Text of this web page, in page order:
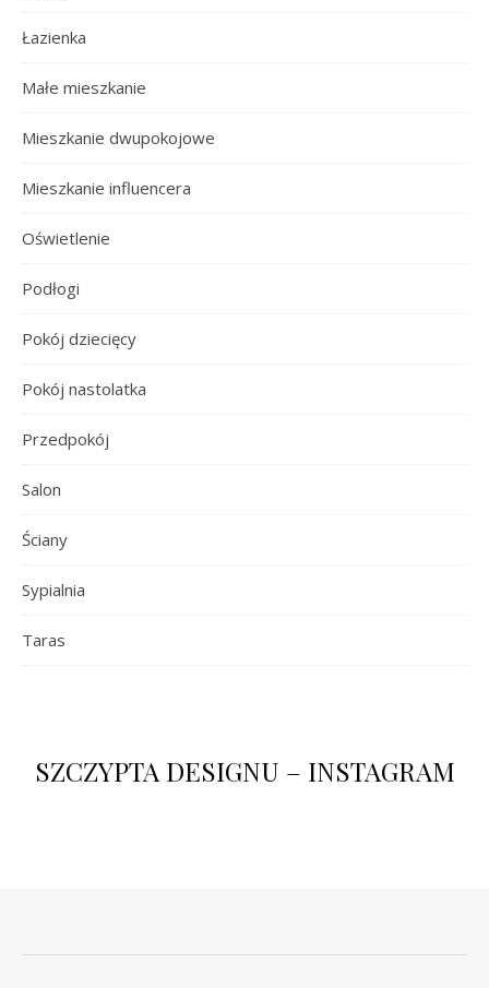
Łazienka
Małe mieszkanie
Mieszkanie dwupokojowe
Mieszkanie influencera
Oświetlenie
Podłogi
Pokój dziecięcy
Pokój nastolatka
Przedpokój
Salon
Ściany
Sypialnia
Taras
SZCZYPTA DESIGNU – INSTAGRAM